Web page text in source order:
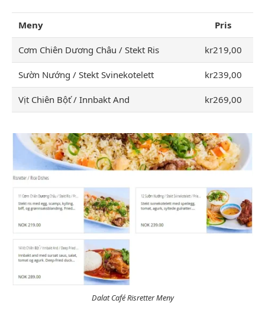
Meny Pris
Cơm Chiên Dương Châu / Stekt Ris kr219,00
Sườn Nướng / Stekt Svinekotelett kr239,00
Vịt Chiên Bột ́/ Innbakt And kr269,00
Dalat Café Risretter Meny